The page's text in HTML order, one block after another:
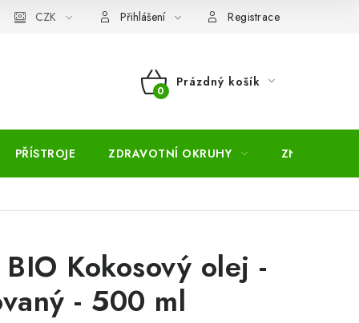
Moje objednávka Mapa serveru
CZK Přihlášení Registrace
NÁKUPNÍ
Prázdný košík
PŘÍSTROJE ZDRAVOTNÍ OKRUHY ZNAČKY
Kokosový olej -
- 500 ml